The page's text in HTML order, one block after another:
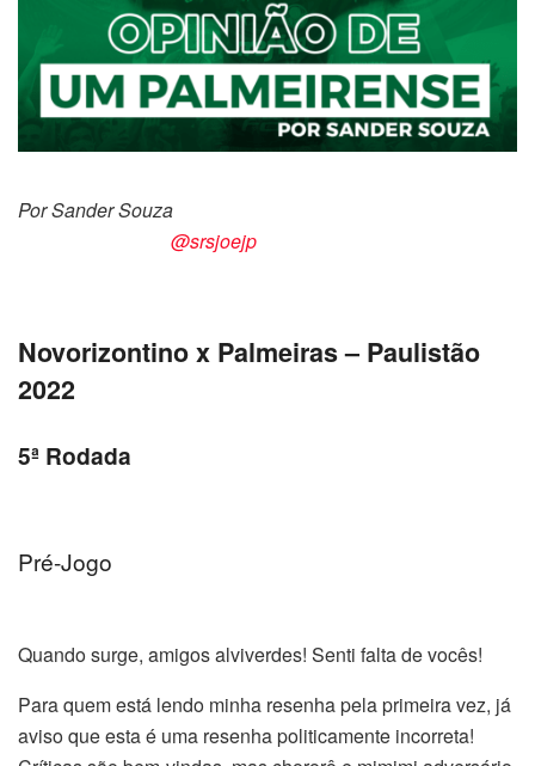
Por Sander Souza
@srsjoejp
Novorizontino x Palmeiras – Paulistão
2022
5ª Rodada
Pré-Jogo
Quando surge, amigos alviverdes! Senti falta de vocês!
Para quem está lendo minha resenha pela primeira vez, já
aviso que esta é uma resenha politicamente incorreta!